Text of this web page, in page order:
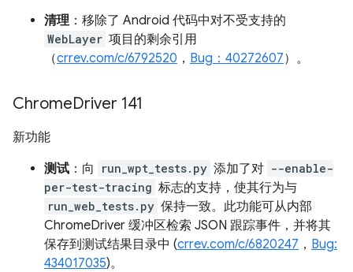
清理：移除了 Android 代码中对不受支持的
WebLayer 项目的剩余引用
（crrev.com/c/6792520 ， Bug：40272607）。
ChromeDriver 141
新功能
测试 ：向 run_wpt_tests.py 添加了对 --enable-
per-test-tracing 标志的支持，使其行为与
run_web_tests.py 保持一致。此功能可从内部
ChromeDriver 缓冲区检索 JSON 跟踪事件，并将其
保存到测试结果目录中 (crrev.com/c/6820247 ， Bug:
434017035)。